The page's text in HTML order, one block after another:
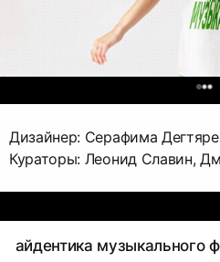
Дизайнер: Серафима
Кураторы: Леонид Славин,
айдентика